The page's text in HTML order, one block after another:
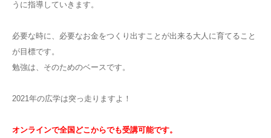
うに指導していきます。
必要な時に、必要なお金をつくり出すことが出来る大人に育てること
が目標です。
勉強は、そのためのベースです。
2021年の広学は突っ走りますよ！
オンラインで全国どこからでも受講可能です。